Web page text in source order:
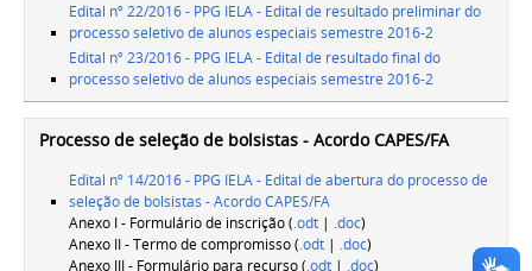
Edital nº 22/2016 - PPG IELA - Edital de resultado preliminar do
processo seletivo de alunos especiais semestre 2016-2
Edital nº 23/2016 - PPG IELA - Edital de resultado final do
processo seletivo de alunos especiais semestre 2016-2
Processo de seleção de bolsistas - Acordo CAPES/FA
Edital nº 14/2016 - PPG IELA - Edital de abertura do processo de
seleção de bolsistas - Acordo CAPES/FA
Anexo I - Formulário de inscrição (.odt | .doc)
Anexo II - Termo de compromisso (.odt | .doc)
Anexo III - Formulário para recurso (.odt | .doc)